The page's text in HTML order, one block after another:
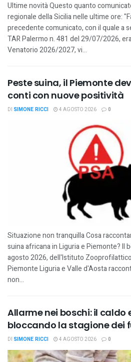
Ultime novità Questo quanto
regionale della Sicilia nelle ultime ore:
precedente comunicato, con il quale a
TAR Palermo n. 481 del 29/07/2026,
Venatorio 2026/2027, vi...
Peste suina, il Piemonte
conti con nuove positività
DI SIMONE RICCI 4 AGOSTO 2026 0
Situazione non tranquilla Cosa
suina africana in Liguria e Piemonte? Il
agosto 2026, dell'Istituto
Piemonte Liguria e Valle d'Aosta
non...
Allarme nei boschi: il caldo
bloccando la stagione dei
DI SIMONE RICCI 4 AGOSTO 2026 0